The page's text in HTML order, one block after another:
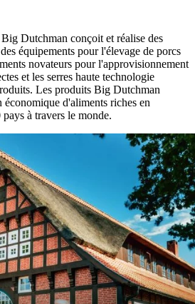
Dutchman conçoit et réalise des
équipements pour l'élevage de porcs
novateurs pour l'approvisionnement
et les serres haute technologie
Les produits Big Dutchman
d'aliments riches en
à travers le monde.